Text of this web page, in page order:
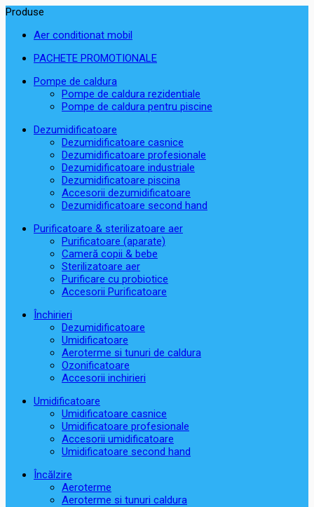
Produse
Aer conditionat mobil
PACHETE PROMOTIONALE
Pompe de caldura
Pompe de caldura rezidentiale
Pompe de caldura pentru piscine
Dezumidificatoare
Dezumidificatoare casnice
Dezumidificatoare profesionale
Dezumidificatoare industriale
Dezumidificatoare piscina
Accesorii dezumidificatoare
Dezumidificatoare second hand
Purificatoare & sterilizatoare aer
Purificatoare (aparate)
Cameră copii & bebe
Sterilizatoare aer
Purificare cu probiotice
Accesorii Purificatoare
Închirieri
Dezumidificatoare
Umidificatoare
Aeroterme si tunuri de caldura
Ozonificatoare
Accesorii inchirieri
Umidificatoare
Umidificatoare casnice
Umidificatoare profesionale
Accesorii umidificatoare
Umidificatoare second hand
Încălzire
Aeroterme
Aeroterme si tunuri caldura